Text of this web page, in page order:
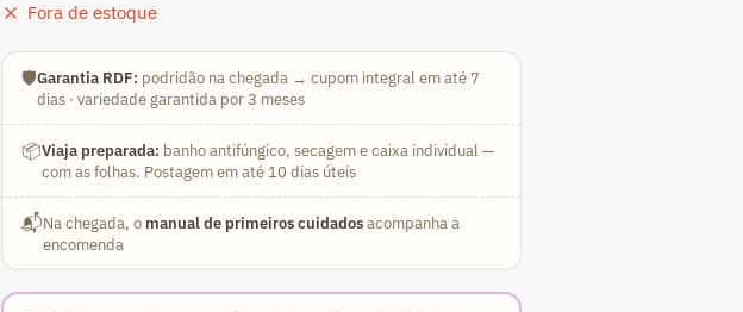
Fora de estoque
🛡️Garantia RDF: podridão na chegada → cupom integral em até 7
dias · variedade garantida por 3 meses
📦Viaja preparada: banho antifúngico, secagem e caixa individual —
com as folhas. Postagem em até 10 dias úteis
📬Na chegada, o manual de primeiros cuidadosacompanha a
encomenda